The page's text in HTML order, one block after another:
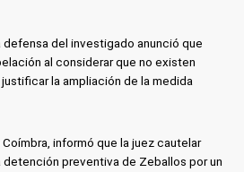
defensa del investigado anunció que
al considerar que no existen
la ampliación de la medida
informó que la juez cautelar
preventiva de Zeballos por un